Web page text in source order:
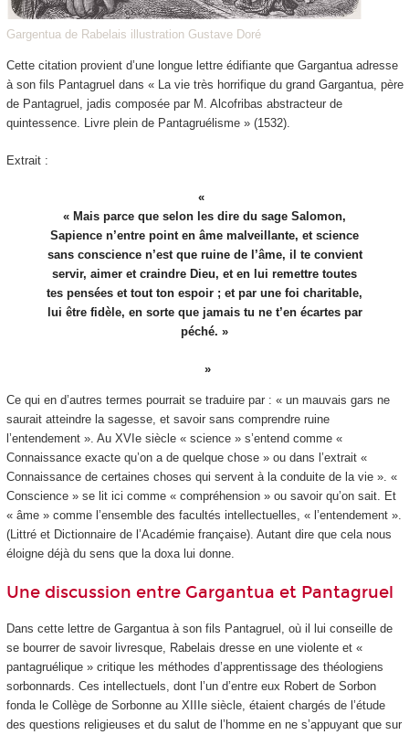
Gargentua de Rabelais illustration Gustave Doré
Cette citation provient d’une longue lettre édifiante que Gargantua adresse
à son fils Pantagruel dans « La vie très horrifique du grand Gargantua, père
de Pantagruel, jadis composée par M. Alcofribas abstracteur de
quintessence. Livre plein de Pantagruélisme » (1532).
Extrait :
« Mais parce que selon les dire du sage Salomon,
Sapience n’entre point en âme malveillante, et science
sans conscience n’est que ruine de l’âme, il te convient
servir, aimer et craindre Dieu, et en lui remettre toutes
tes pensées et tout ton espoir ; et par une foi charitable,
lui être fidèle, en sorte que jamais tu ne t’en écartes par
péché. »
Ce qui en d’autres termes pourrait se traduire par : « un mauvais gars ne
saurait atteindre la sagesse, et savoir sans comprendre ruine
l’entendement ». Au XVI esiècle « science » s’entend comme «
Connaissance exacte qu’on a de quelque chose » ou dans l’extrait «
Connaissance de certaines choses qui servent à la conduite de la vie ». «
Conscience » se lit ici comme « compréhension » ou savoir qu’on sait. Et
« âme » comme l’ensemble des facultés intellectuelles, « l’entendement ».
(Littré et Dictionnaire de l’Académie française). Autant dire que cela nous
éloigne déjà du sens que la doxa lui donne.
Une discussion entre Gargantua et Pantagruel
Dans cette lettre de Gargantua à son fils Pantagruel, où il lui conseille de
se bourrer de savoir livresque, Rabelais dresse en une violente et «
pantagruélique » critique les méthodes d’apprentissage des théologiens
sorbonnards. Ces intellectuels, dont l’un d’entre eux Robert de Sorbon
fonda le Collège de Sorbonne au XIII esiècle, étaient chargés de l’étude
des questions religieuses et du salut de l’homme en ne s’appuyant que sur